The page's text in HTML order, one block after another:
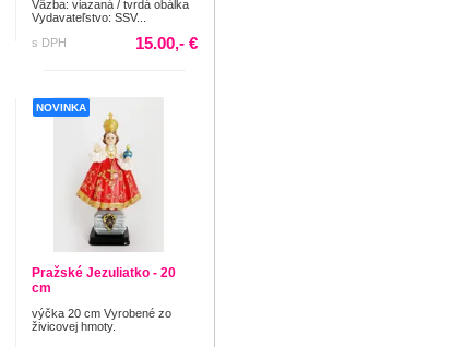
Väzba: viazaná / tvrdá obálka
Vydavateľstvo: SSV...
s DPH
15.00,- €
NOVINKA
Pražské Jezuliatko - 20
cm
výčka 20 cm Vyrobené zo
živicovej hmoty.